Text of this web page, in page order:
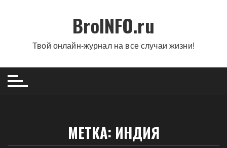
BroINFO.ru
Твой онлайн-журнал на все случаи жизни!
МЕТКА: ИНДИЯ